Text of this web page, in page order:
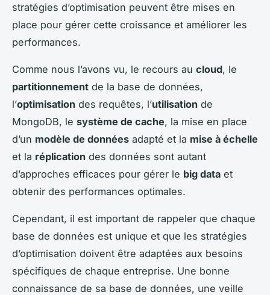
stratégies d’optimisation peuvent être mises en
place pour gérer cette croissance et améliorer les
performances.
Comme nous l’avons vu, le recours au cloud, le
partitionnement de la base de données,
l’optimisation des requêtes, l’utilisation de
MongoDB, le système de cache, la mise en place
d’un modèle de données adapté et la mise à échelle
et la réplication des données sont autant
d’approches efficaces pour gérer le big data et
obtenir des performances optimales.
Cependant, il est important de rappeler que chaque
base de données est unique et que les stratégies
d’optimisation doivent être adaptées aux besoins
spécifiques de chaque entreprise. Une bonne
connaissance de sa base de données, une veille